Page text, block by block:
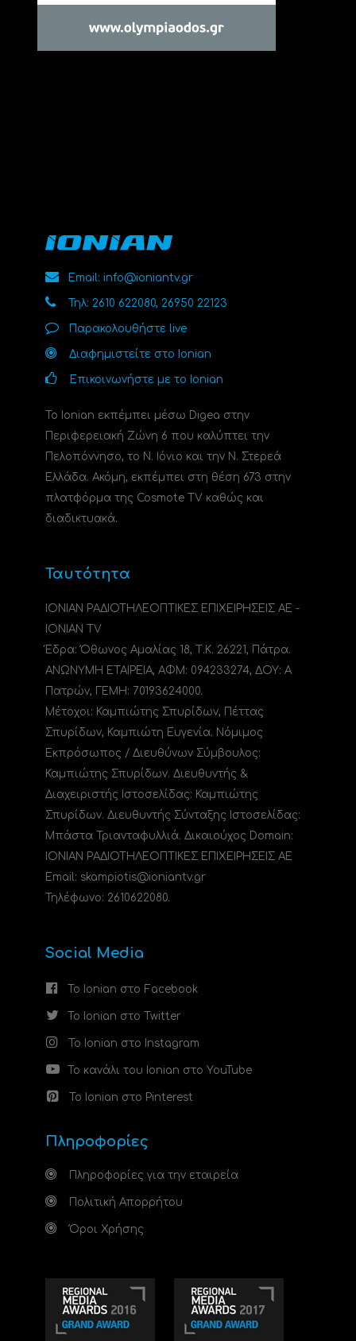
Email: info@ioniantv.gr
Τηλ: 2610 622080, 26950 22123
Παρακολουθήστε live
Διαφημιστείτε στο Ionian
Επικοινωνήστε με το Ionian
Το Ionian εκπέμπει μέσω Digea στην
Περιφερειακή Ζώνη 6 που καλύπτει την
Πελοπόννησο, το N. Ιόνιο και την Ν. Στερεά
Ελλάδα. Ακόμη, εκπέμπει στη θέση 673 στην
πλατφόρμα της Cosmote TV καθώς και
διαδικτυακά.
Ταυτότητα
ΙΟΝΙΑΝ ΡΑΔΙΟΤΗΛΕΟΠΤΙΚΕΣ ΕΠΙΧΕΙΡΗΣΕΙΣ ΑΕ -
IONIAN TV
Έδρα: Όθωνος Αμαλίας 18, Τ.Κ. 26221, Πάτρα.
ΑΝΩΝΥΜΗ ΕΤΑΙΡΕΙΑ, ΑΦΜ: 094233274, ΔΟΥ: A
Πατρών, ΓΕΜΗ: 70193624000.
Μέτοχοι: Καμπιώτης Σπυρίδων, Πέττας
Σπυρίδων, Καμπιώτη Ευγενία. Νόμιμος
Εκπρόσωπος / Διευθύνων Σύμβουλος:
Καμπιώτης Σπυρίδων. Διευθυντής &
Διαχειριστής Ιστοσελίδας: Καμπιώτης
Σπυρίδων. Διευθυντής Σύνταξης Ιστοσελίδας:
Μπάστα Τριανταφυλλιά. Δικαιούχος Domain:
ΙΟΝΙΑΝ ΡΑΔΙΟΤΗΛΕΟΠΤΙΚΕΣ ΕΠΙΧΕΙΡΗΣΕΙΣ ΑΕ
Email: skampiotis@ioniantv.gr
Τηλέφωνο: 2610622080.
Social Media
Το Ionian στο Facebook
Το Ionian στο Twitter
Το Ionian στο Instagram
Το κανάλι του Ionian στο YouTube
Το Ionian στο Pinterest
Πληροφορίες
Πληροφορίες για την εταιρεία
Πολιτική Απορρήτου
Όροι Χρήσης